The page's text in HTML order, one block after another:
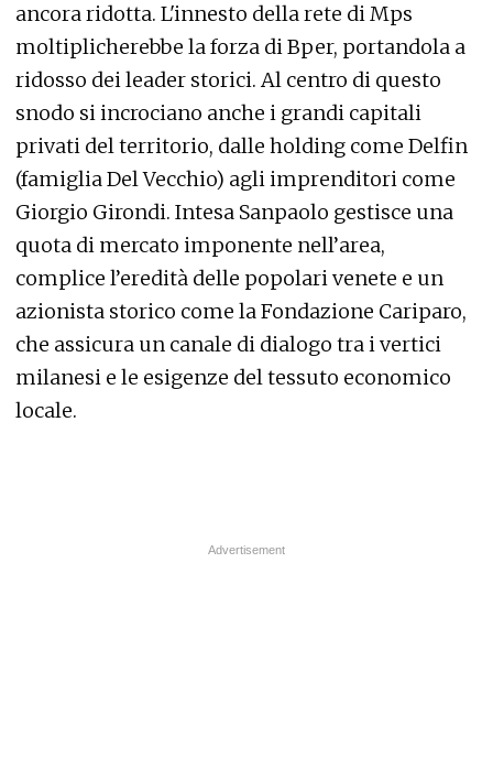
ancora ridotta. L'innesto della rete di Mps
moltiplicherebbe la forza di Bper, portandola a
ridosso dei leader storici. Al centro di questo
snodo si incrociano anche i grandi capitali
privati del territorio, dalle holding come Delfin
(famiglia Del Vecchio) agli imprenditori come
Giorgio Girondi. Intesa Sanpaolo gestisce una
quota di mercato imponente nell’area,
complice l’eredità delle popolari venete e un
azionista storico come la Fondazione Cariparo,
che assicura un canale di dialogo tra i vertici
milanesi e le esigenze del tessuto economico
locale.